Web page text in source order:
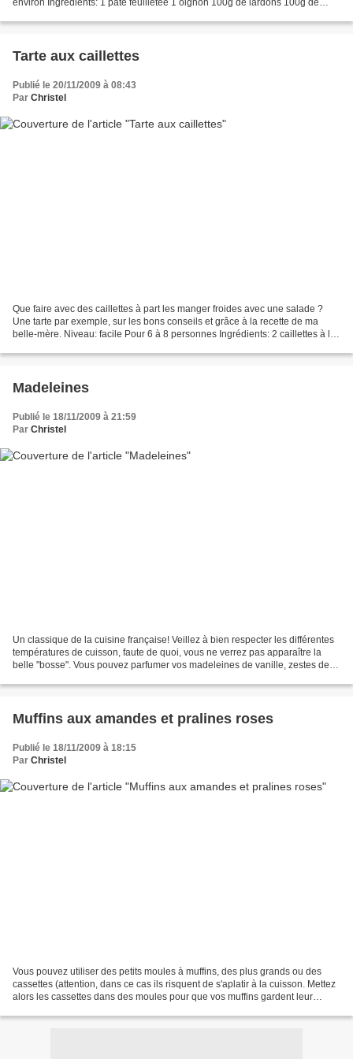
environ Ingrédients: 1 pâte feuilletée 1 oignon 100g de lardons 100g de
Tarte aux caillettes
Publié le 20/11/2009 à 08:43
Par Christel
Que faire avec des caillettes à part les manger froides avec une salade ?
Une tarte par exemple, sur les bons conseils et grâce à la recette de ma
belle-mère. Niveau: facile Pour 6 à 8 personnes Ingrédients: 2 caillettes à la
Madeleines
Publié le 18/11/2009 à 21:59
Par Christel
Un classique de la cuisine française! Veillez à bien respecter les différentes
températures de cuisson, faute de quoi, vous ne verrez pas apparaître la
belle "bosse". Vous pouvez parfumer vos madeleines de vanille, zestes de
Muffins aux amandes et pralines roses
Publié le 18/11/2009 à 18:15
Par Christel
Vous pouvez utiliser des petits moules à muffins, des plus grands ou des
cassettes (attention, dans ce cas ils risquent de s'aplatir à la cuisson. Mettez
alors les cassettes dans des moules pour que vos muffins gardent leur